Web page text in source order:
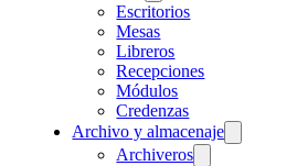
Escritorios
Mesas
Libreros
Recepciones
Módulos
Credenzas
Archivo y almacenaje
Archiveros